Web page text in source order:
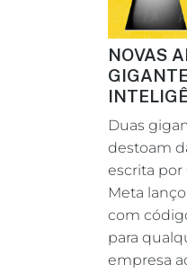
NOVAS
Duas
destoam
escrita por
Meta
com
para
empresa